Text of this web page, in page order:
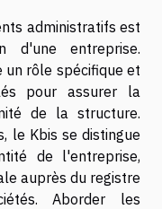
administratifs est
d'une entreprise.
un rôle spécifique et
pour assurer la
de la structure.
le Kbis se distingue
de l'entreprise,
auprès du registre
Aborder les